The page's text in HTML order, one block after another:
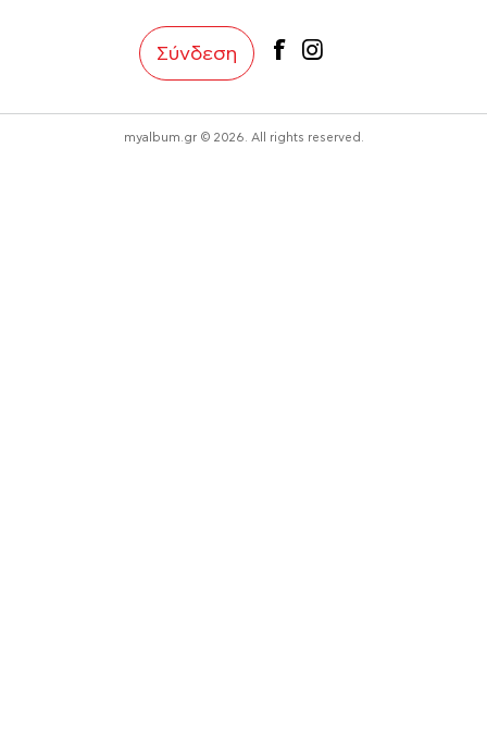
Σύνδεση facebook
myalbum.gr © 2026. All rights reserved.